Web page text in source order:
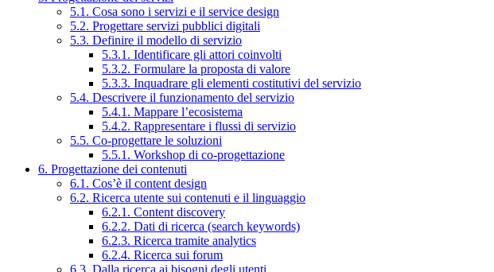
5.1. Cosa sono i servizi e il service design
5.2. Progettare servizi pubblici digitali
5.3. Definire il modello di servizio
5.3.1. Identificare gli attori coinvolti
5.3.2. Formulare la proposta di valore
5.3.3. Inquadrare gli elementi costitutivi del servizio
5.4. Descrivere il funzionamento del servizio
5.4.1. Mappare l’ecosistema
5.4.2. Rappresentare i flussi di servizio
5.5. Co-progettare le soluzioni
5.5.1. Workshop di co-progettazione
6. Progettazione dei contenuti
6.1. Cos’è il content design
6.2. Ricerca utente sui contenuti e il linguaggio
6.2.1. Content discovery
6.2.2. Dati di ricerca (search keywords)
6.2.3. Ricerca tramite analytics
6.2.4. Ricerca sui forum
6.3. Dalla ricerca ai bisogni degli utenti